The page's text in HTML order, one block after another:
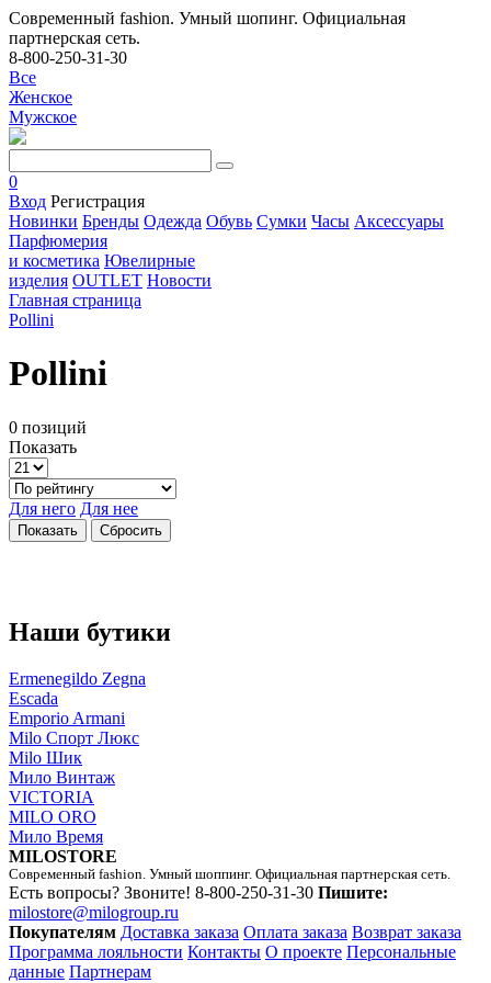
Современный fashion. Умный шопинг. Официальная
партнерская сеть.
8-800-250-31-30
Все
Женское
Мужское
0
Вход Регистрация
Новинки Бренды Одежда Обувь Сумки Часы Аксессуары
Парфюмерия
и косметика Ювелирные
изделия OUTLET Новости
Главная страница
Pollini
Pollini
0 позиций
Показать
Для него Для нее
Наши бутики
Ermenegildo Zegna
Escada
Emporio Armani
Milo Спорт Люкс
Milo Шик
Мило Винтаж
VICTORIA
MILO ORO
Мило Время
MILOSTORE
Современный fashion. Умный шоппинг. Официальная партнерская сеть.
Есть вопросы? Звоните! 8-800-250-31-30 Пишите:
milostore@milogroup.ru
Покупателям Доставка заказа Оплата заказа Возврат заказа
Программа лояльности Контакты О проекте Персональные
данные Партнерам